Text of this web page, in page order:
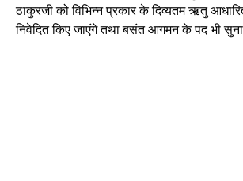
ठाकुरजी को विभिन्न प्रकार के दिव्यतम ऋतु
निवेदित किए जाएंगे तथा बसंत आगमन के पद भी